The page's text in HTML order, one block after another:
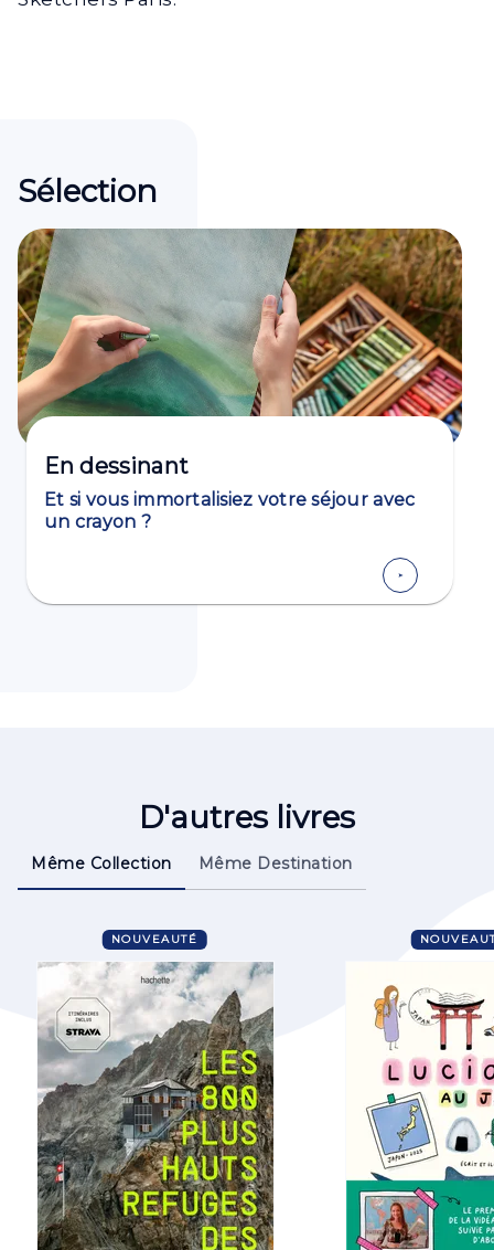
Sélection
En dessinant
Et si vous immortalisiez votre séjour avec
un crayon ?
D'autres livres
Même Collection Même Destination
NOUVEAUTÉ